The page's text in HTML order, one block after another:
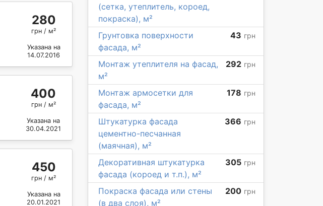
280
грн / м²
Указана на
14.07.2016
400
грн / м²
Указана на
30.04.2021
450
грн / м²
Указана на
20.01.2021
(сетка, утеплитель, короед,
покраска), м²
Грунтовка поверхности
фасада, м²
43 грн
Монтаж утеплителя на фасад,
м²
292 грн
Монтаж армосетки для
фасада, м²
178 грн
Штукатурка фасада
цементно-песчанная
(маячная), м²
366 грн
Декоративная штукатурка
фасада (короед и т.п.), м²
305 грн
Покраска фасада или стены
(в два слоя), м²
200 грн